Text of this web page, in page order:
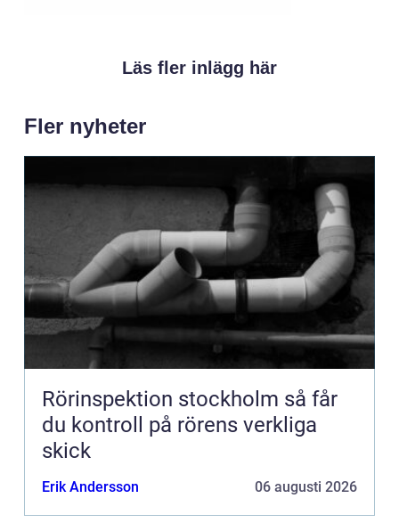
Läs fler inlägg här
Fler nyheter
Rörinspektion stockholm så får
du kontroll på rörens verkliga
skick
Erik Andersson 06 augusti 2026